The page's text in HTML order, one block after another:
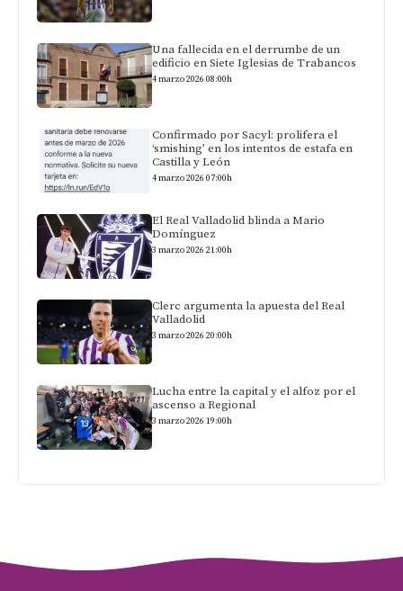
Una fallecida en el derrumbe de un
edificio en Siete Iglesias de Trabancos
4 marzo 2026 08:00h
Confirmado por Sacyl: prolifera el
‘smishing’ en los intentos de estafa en
Castilla y León
4 marzo 2026 07:00h
El Real Valladolid blinda a Mario
Domínguez
3 marzo 2026 21:00h
Clerc argumenta la apuesta del Real
Valladolid
3 marzo 2026 20:00h
Lucha entre la capital y el alfoz por el
ascenso a Regional
3 marzo 2026 19:00h